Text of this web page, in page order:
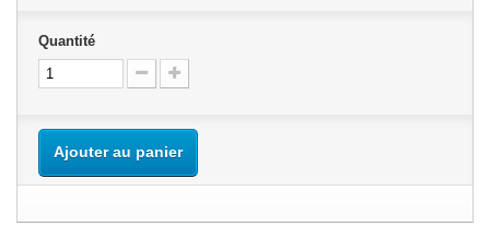
Quantité
Ajouter au panier